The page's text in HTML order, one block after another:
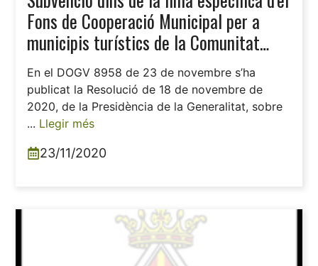
Fons de Cooperació Municipal per a
municipis turístics de la Comunitat
Valenciana.
En el DOGV 8958 de 23 de novembre s’ha
publicat la Resolució de 18 de novembre de
2020, de la Presidència de la Generalitat, sobre
... Llegir més
23/11/2020